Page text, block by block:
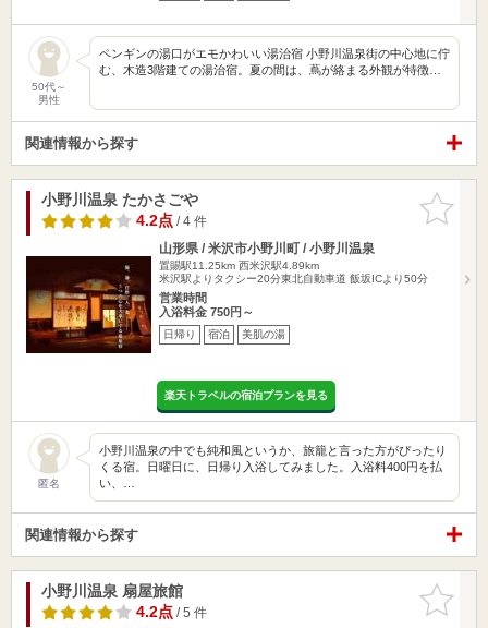
50代～
男性
ペンギンの湯口がエモかわいい湯治宿 小野川温泉街の中心地に佇
む、木造3階建ての湯治宿。夏の間は、蔦が絡まる外観が特徴…
関連情報から探す
お気に入
りに追加
小野川温泉 たかさごや
4.2点/ 4 件
山形県 / 米沢市小野川町 / 小野川温泉
置賜駅11.25km 西米沢駅4.89km
米沢駅よりタクシー20分東北自動車道 飯坂ICより50分
営業時間
入浴料金 750円～
日帰り 宿泊 美肌の湯
楽天トラベルの宿泊プランを見る
匿名
小野川温泉の中でも純和風というか、旅籠と言った方がぴったり
くる宿。日曜日に、日帰り入浴してみました。入浴料400円を払
い、…
関連情報から探す
お気に入
りに追加
小野川温泉 扇屋旅館
4.2点/ 5 件